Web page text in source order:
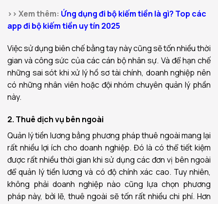
>> Xem thêm: Ứng dụng đi bộ kiếm tiền là gì? Top các
app đi bộ kiếm tiền uy tín 2025
Việc sử dụng biên chế bằng tay này cũng sẽ tốn nhiều thời
gian và công sức của các cán bộ nhân sự. Và để hạn chế
những sai sót khi xử lý hồ sơ tài chính, doanh nghiệp nên
có những nhân viên hoặc đội nhóm chuyên quản lý phần
này.
2. Thuê dịch vụ bên ngoài
Quản lý tiền lương bằng phương pháp thuê ngoài mang lại
rất nhiều lợi ích cho doanh nghiệp. Đó là có thể tiết kiệm
được rất nhiều thời gian khi sử dụng các đơn vị bên ngoài
để quản lý tiền lương và có độ chính xác cao. Tuy nhiên,
không phải doanh nghiệp nào cũng lựa chọn phương
pháp này, bởi lẽ, thuê ngoài sẽ tốn rất nhiều chi phí. Hơn